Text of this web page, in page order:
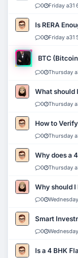
0 Friday a31
Is RERA
0 Friday a31
BTC
0 Thursday
What should
0 Thursday
How to
0 Thursday
Why does a
0 Thursday
Why should I
0
Smart
0
Is a 4 BHK